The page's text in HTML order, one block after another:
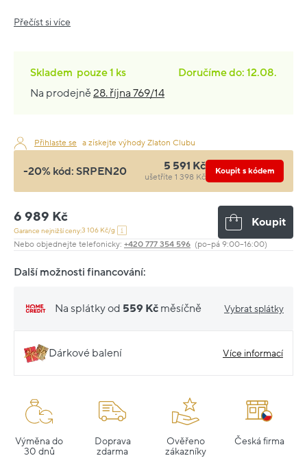
Přečíst si více
Skladem pouze1 ks
Doručíme do: 12.08.
Na prodejně28. října 769/14
Přihlaste se a získejte výhody Zlaton Clubu
-20% kód: SRPEN20 5 591 Kč
ušetříte 1 398 Kč
Koupit s kódem
6 989 Kč
Garance nejnižší ceny:3 106 Kč/g
Koupit
Nebo objednejte telefonicky: +420 777 354 596 (po–pá 9:00–16:00)
Další možnosti financování:
Na splátky od 559 Kč měsíčně Vybrat splátky
Dárkové balení Více informací
Výměna do
30 dnů
Doprava
zdarma
Ověřeno
zákazníky
Česká firma